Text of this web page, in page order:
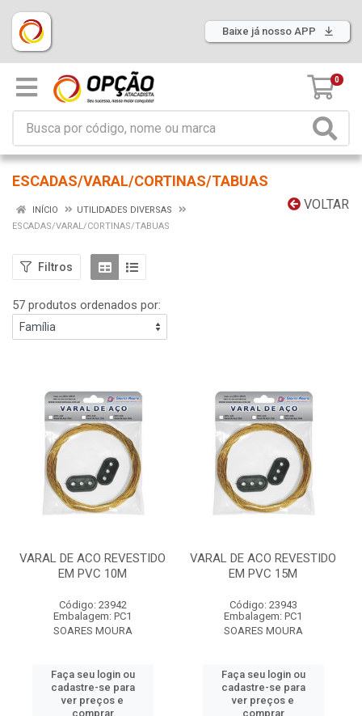
Baixe já nosso APP
0
ESCADAS/VARAL/CORTINAS/TABUAS
VOLTAR
INÍCIO
UTILIDADES DIVERSAS
ESCADAS/VARAL/CORTINAS/TABUAS
Filtros
57 produtos ordenados por:
VARAL DE ACO REVESTIDO
EM PVC 10M
Código: 23942
Embalagem: PC1
SOARES MOURA
Faça seu login ou
cadastre-se para
ver preços e
comprar
VARAL DE ACO REVESTIDO
EM PVC 15M
Código: 23943
Embalagem: PC1
SOARES MOURA
Faça seu login ou
cadastre-se para
ver preços e
comprar